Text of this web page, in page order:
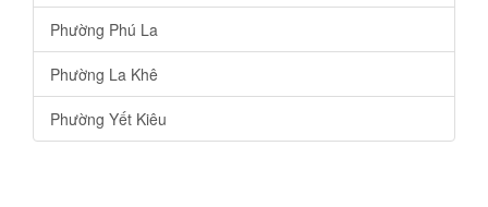
Phường Phú La
Phường La Khê
Phường Yết Kiêu